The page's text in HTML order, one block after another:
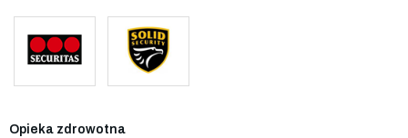
Opieka zdrowotna